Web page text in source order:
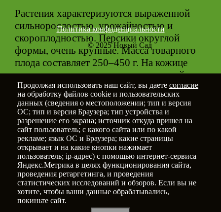
Растения характеризуются выраженной
сильнорослостью, урожайностью и
скороплодностью. Персики округлой
формы, очень крупные. Масса товарного
плода составляет 250–450 г. На кожице
присутствует достаточно выраженный
темно-красный румянец, занимающий
практически 80–85% поверхности.
Полностью вызревшие плоды обладают
желто-оранжевой, сочной, с очень
высокими вкусовыми качествами мякотью.
Она полностью и достаточно легко
отделяется от косточки.
Добавить в
избранное
Политика конфиденциальности
© 2025Новый Сад
Продолжая использовать наш сайт, вы даете согласие
на обработку файлов cookie и пользовательских
данных (сведения о местоположении; тип и версия
ОС; тип и версия Браузера; тип устройства и
разрешение его экрана; источник откуда пришел на
сайт пользователь; с какого сайта или по какой
рекламе; язык ОС и Браузера; какие страницы
открывает и на какие кнопки нажимает
пользователь; ip-адрес) с помощью интернет-сервиса
Яндекс.Метрика в целях функционирования сайта,
проведения ретаргетинга, и проведения
статистических исследований и обзоров. Если вы не
хотите, чтобы ваши данные обрабатывались,
покиньте сайт.